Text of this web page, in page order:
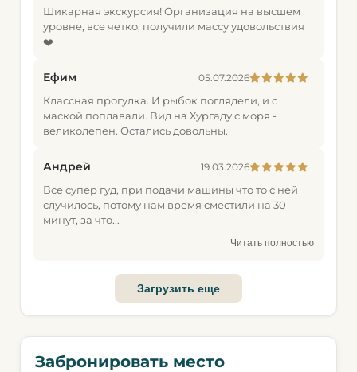
Шикарная экскурсия! Организация на высшем
уровне, все четко, получили массу удовольствия
❤️
Ефим
05.07.2026
Классная прогулка. И рыбок поглядели, и с
маской поплавали. Вид на Хургаду с моря -
великолепен. Остались довольны.
Андрей
19.03.2026
Все супер гуд, при подачи машины что то с ней
случилось, потому нам время сместили на 30
минут, за что...
Читать полностью
Загрузить еще
Забронировать место